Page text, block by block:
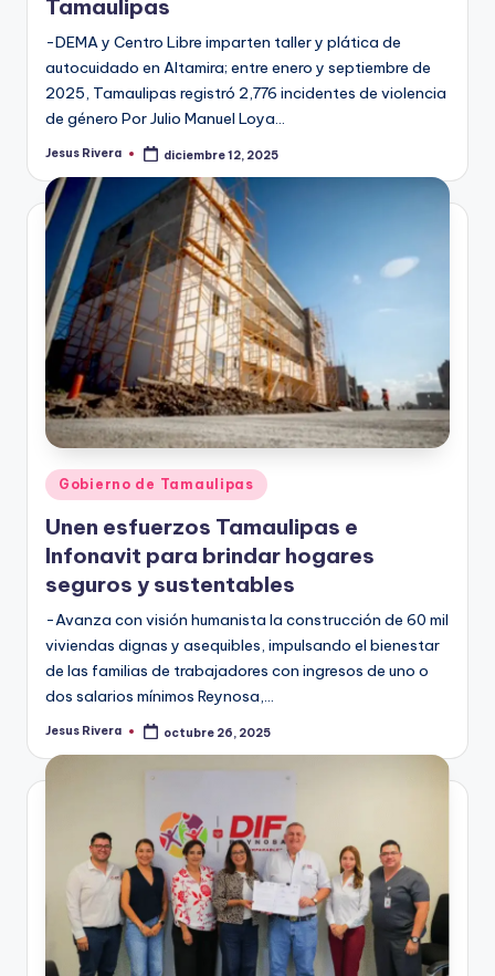
Tamaulipas
-DEMA y Centro Libre imparten taller y plática de
autocuidado en Altamira; entre enero y septiembre de
2025, Tamaulipas registró 2,776 incidentes de violencia
de género Por Julio Manuel Loya…
Publicado
Jesus Rivera diciembre 12, 2025
Publicado
en
Gobierno de Tamaulipas
Unen esfuerzos Tamaulipas e
Infonavit para brindar hogares
seguros y sustentables
-Avanza con visión humanista la construcción de 60 mil
viviendas dignas y asequibles, impulsando el bienestar
de las familias de trabajadores con ingresos de uno o
dos salarios mínimos Reynosa,…
Publicado
Jesus Rivera octubre 26, 2025